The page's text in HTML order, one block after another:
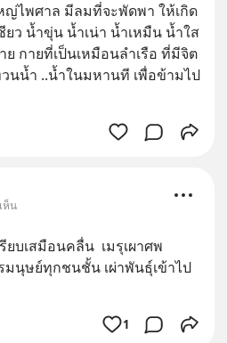
ไพศาล มีลมที่จะพัดพา ให้เกิด
ว น้ำขุ่น น้ำเน่า น้ำเหมืน น้ำใส
กายที่เป็นเหมือนลำเรือ ที่มีจิต
นน้ำ ..น้ำในมหานที เพื่อข้ามไป
ห็น
บเสมือนคลื่น​  เมรุเผาศพ
มนุษย์ทุกชนชั้น​ เผ่าพันธุ์เข้าไป
1